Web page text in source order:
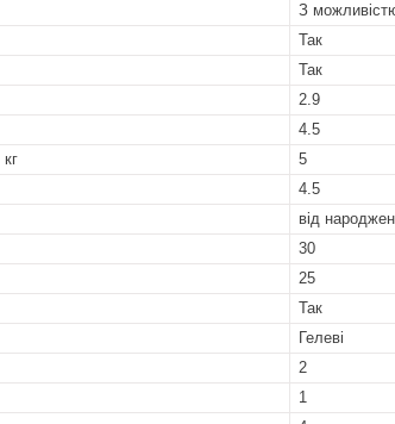
З
Так
Так
2.9
4.5
5
4.5
від
30
25
Так
Гелеві
2
1